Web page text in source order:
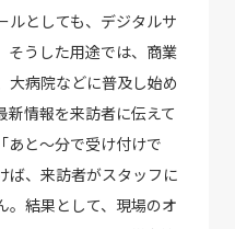
ルとしても、デジタルサ
そうした用途では、商業
大病院などに普及し始め
新情報を来訪者に伝えて
あと～分で受け付けで
ば、来訪者がスタッフに
。結果として、現場のオ